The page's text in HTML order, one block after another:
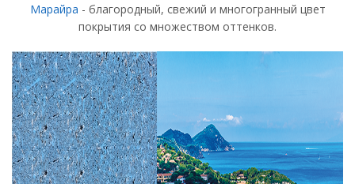
Марайра - благородный, свежий и многогранный цвет
покрытия со множеством оттенков.